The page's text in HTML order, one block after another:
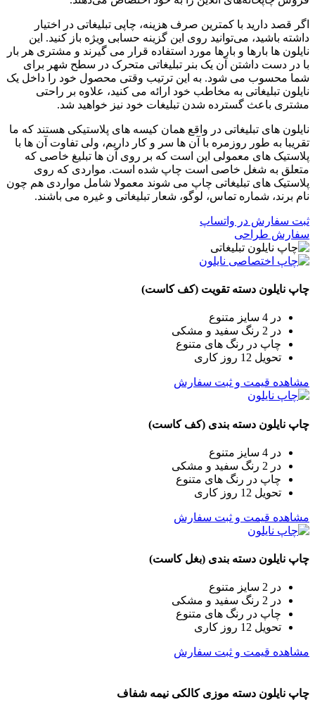
اگر قصد دارید با کمترین صرف هزینه، چاپی تبلیغاتی در اختیار
داشته باشید، می‌توانید روی این گزینه حسابی ویژه باز کنید. این
نایلون ها بارها و بارها مورد استفاده قرار می گیرند و مشتری هر بار
با در دست داشتن آن یک بنر تبلیغاتی متحرک در سطح شهر برای
شما محسوب می شود. به این ترتیب وقتی محصول خود را داخل یک
نایلون تبلیغاتی به مخاطب خود ارائه می کنید، علاوه بر راحتی
مشتری باعث گسترده شدن تبلیغات خود نیز خواهید شد.
نایلون های تبلیغاتی در واقع همان کیسه های پلاستیکی هستند که ما
تقریبا به طور روزمره با آن ها سر و کار داریم، ولی تفاوت آن ها با
پلاستیک های معمولی این است که بر روی آن ها تبلیغ خاصی که
متعلق به شغل خاصی است چاپ شده است. مواردی که روی
پلاستیک های تبلیغاتی چاپ می شوند معمولا شامل مواردی هم چون
نام برند، شماره تماس، لوگو، شعار تبلیغاتی و غیره می باشند.
ثبت سفارش در واتساپ
سفارش طراحی
چاپ نایلون دسته تقویت (کف کاست)
در 4 سایز متنوع
در 2 رنگ سفید و مشکی
چاپ در رنگ های متنوع
تحویل 12 روز کاری
مشاهده قیمت و ثبت سفارش
چاپ نایلون دسته بندی (کف کاست)
در 4 سایز متنوع
در 2 رنگ سفید و مشکی
چاپ در رنگ های متنوع
تحویل 12 روز کاری
مشاهده قیمت و ثبت سفارش
چاپ نایلون دسته بندی (بغل کاست)
در 2 سایز متنوع
در 2 رنگ سفید و مشکی
چاپ در رنگ های متنوع
تحویل 12 روز کاری
مشاهده قیمت و ثبت سفارش
چاپ نایلون دسته موزی کالکی نیمه شفاف